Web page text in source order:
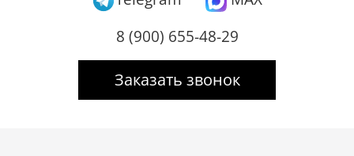
8 (900) 655-48-29
Заказать звонок